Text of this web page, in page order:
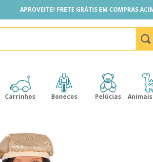
APROVEITE! FRETE GRÁTIS EM COMPRAS
APROVEITE! FRETE GRÁTIS EM COMPRAS
Carrinhos Bonecos Pelúcias